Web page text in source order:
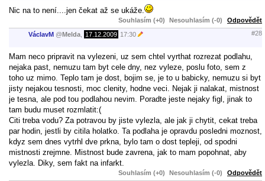
Nic na to není....jen čekat až se ukáže.
Souhlasím (+0) Nesouhlasím (-0) Odpovědět
VáclavM @Melda 17.12.2009 17:30 #28
Mam neco pripravit na vylezeni, uz sem chtel vyrthat rozrezat podlahu,
nejaka past, nemuzu tam byt cele dny, nez vyleze, poslu foto, sem z
toho uz mimo. Teplo tam je dost, bojim se, je to u babicky, nemuzu si byt
jisty nejakou tesnosti, moc clenity, hodne veci. Nejak ji nalakat, mistnost
je tesna, ale pod tou podlahou nevim. Poradte jeste nejaky figl, jinak to
tam budu muset rozmlatit:(
Citi treba vodu? Za potravou by jiste vylezla, ale jak ji chytit, cekat treba
par hodin, jestli by citila holatko. Ta podlaha je opravdu posledni moznost,
kdyz sem dnes vytrhl dve prkna, bylo tam o dost tepleji, od spodni
mistnosti zrejmne. Mistnost bude zavrena, jak to mam popohnat, aby
vylezla. Diky, sem fakt na infarkt.
Souhlasím (+0) Nesouhlasím (-0) Odpovědět